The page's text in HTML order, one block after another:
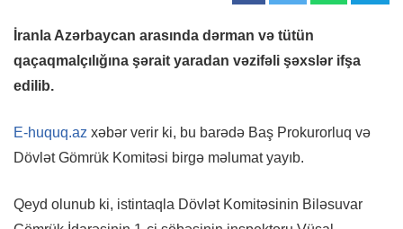
İranla Azərbaycan arasında dərman və tütün
qaçaqmalçılığına şərait yaradan vəzifəli şəxslər ifşa
edilib.
E-huquq.az xəbər verir ki, bu barədə Baş Prokurorluq və
Dövlət Gömrük Komitəsi birgə məlumat yayıb.
Qeyd olunub ki, istintaqla Dövlət Komitəsinin Biləsuvar